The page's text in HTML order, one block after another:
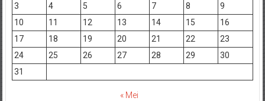
3
4 5 6 7 8
9
10
11 12 13 14 15
16
17
18 19 20 21 22
23
24
25 26 27 28 29
30
31
« Mei